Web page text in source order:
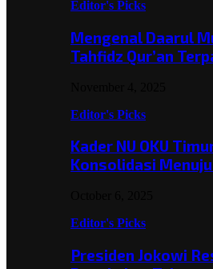
Editor's Picks
Mengenal Daarul
Tahfidz Qur’an
Editor's Picks
Kader NU OKU
Konsolidasi
Editor's Picks
Presiden Jokowi